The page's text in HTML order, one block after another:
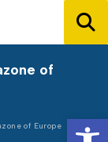
of
of Europe